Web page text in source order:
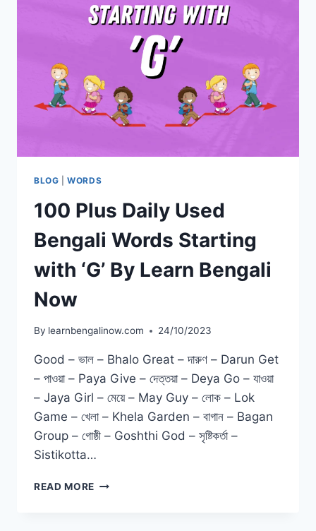
BLOG |WORDS
100 Plus Daily Used
Bengali Words Starting
with ‘G’ By Learn Bengali
Now
By learnbengalinow.com 24/10/2023
Good – ভাল – Bhalo Great – দারুণ – Darun Get
– পাওয়া – Paya Give – দেত্তয়া – Deya Go – যাওয়া
– Jaya Girl – মেয়ে – May Guy – লোক – Lok
Game – খেলা – Khela Garden – বাগান – Bagan
Group – গোষ্ঠী – Goshthi God – সৃষ্টিকর্তা –
Sistikotta…
READ MORE